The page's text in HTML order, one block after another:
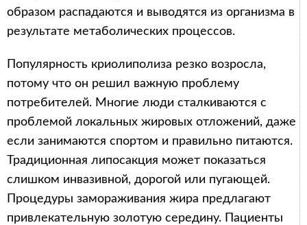
образом распадаются и выводятся из организма в
результате метаболических процессов.
Популярность криолиполиза резко возросла,
потому что он решил важную проблему
потребителей. Многие люди сталкиваются с
проблемой локальных жировых отложений, даже
если занимаются спортом и правильно питаются.
Традиционная липосакция может показаться
слишком инвазивной, дорогой или пугающей.
Процедуры замораживания жира предлагают
привлекательную золотую середину. Пациенты